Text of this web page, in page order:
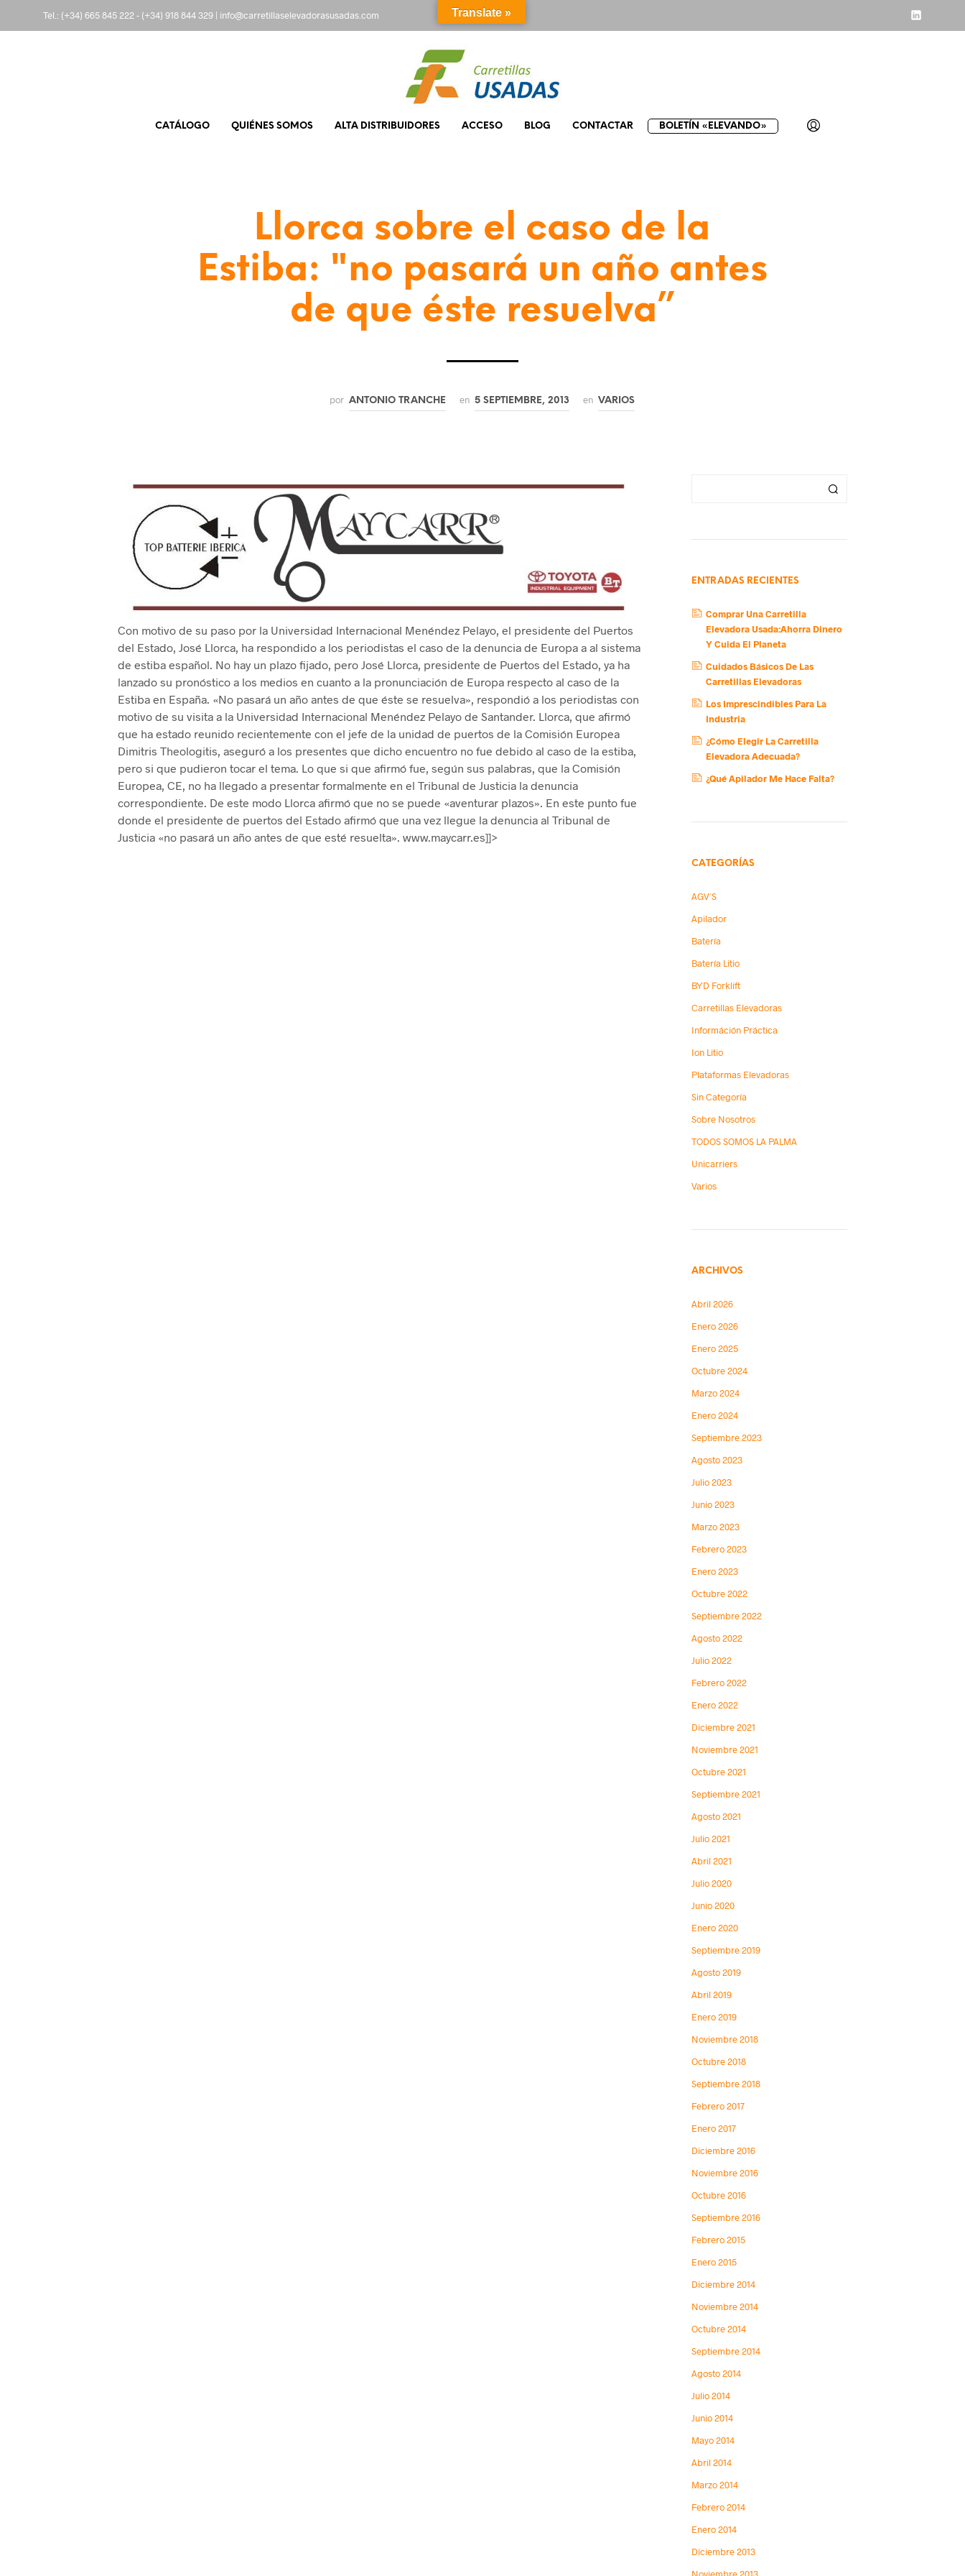
Tel.: (+34) 665 845 222- (+34) 918 844 329 | info@carretillaselevadorasusadas.com
CATÁLOGO QUIÉNES SOMOS ALTA DISTRIBUIDORES ACCESO BLOG CONTACTAR BOLETÍN «ELEVANDO»
Llorca sobre el caso de la
Estiba: "no pasará un año antes
de que éste resuelva”
por ANTONIO TRANCHE en 5 SEPTIEMBRE, 2013 en VARIOS
Con motivo de su paso por la Universidad Internacional Menéndez Pelayo, el presidente del Puertos
del Estado, José Llorca, ha respondido a los periodistas el caso de la denuncia de Europa a al sistema
de estiba español. No hay un plazo fijado, pero José Llorca, presidente de Puertos del Estado, ya ha
lanzado su pronóstico a los medios en cuanto a la pronunciación de Europa respecto al caso de la
Estiba en España. «No pasará un año antes de que éste se resuelva», respondió a los periodistas con
motivo de su visita a la Universidad Internacional Menéndez Pelayo de Santander. Llorca, que afirmó
que ha estado reunido recientemente con el jefe de la unidad de puertos de la Comisión Europea
Dimitris Theologitis, aseguró a los presentes que dicho encuentro no fue debido al caso de la estiba,
pero si que pudieron tocar el tema. Lo que si que afirmó fue, según sus palabras, que la Comisión
Europea, CE, no ha llegado a presentar formalmente en el Tribunal de Justicia la denuncia
correspondiente. De este modo Llorca afirmó que no se puede «aventurar plazos». En este punto fue
donde el presidente de puertos del Estado afirmó que una vez llegue la denuncia al Tribunal de
Justicia «no pasará un año antes de que esté resuelta». www.maycarr.es]]>
ENTRADAS RECIENTES
Comprar Una Carretilla
Elevadora Usada:Ahorra Dinero
Y Cuida El Planeta
Cuidados Básicos De Las
Carretillas Elevadoras
Los Imprescindibles Para La
Industria
¿Cómo Elegir La Carretilla
Elevadora Adecuada?
¿Qué Apilador Me Hace Falta?
CATEGORÍAS
AGV´s
Apilador
Batería
Batería Litio
BYD Forklift
Carretillas Elevadoras
Információn Práctica
Ion Litio
Plataformas Elevadoras
Sin Categoría
Sobre Nosotros
TODOS SOMOS LA PALMA
Unicarriers
Varios
ARCHIVOS
Abril 2026
Enero 2026
Enero 2025
Octubre 2024
Marzo 2024
Enero 2024
Septiembre 2023
Agosto 2023
Julio 2023
Junio 2023
Marzo 2023
Febrero 2023
Enero 2023
Octubre 2022
Septiembre 2022
Agosto 2022
Julio 2022
Febrero 2022
Enero 2022
Diciembre 2021
Noviembre 2021
Octubre 2021
Septiembre 2021
Agosto 2021
Julio 2021
Abril 2021
Julio 2020
Junio 2020
Enero 2020
Septiembre 2019
Agosto 2019
Abril 2019
Enero 2019
Noviembre 2018
Octubre 2018
Septiembre 2018
Febrero 2017
Enero 2017
Diciembre 2016
Noviembre 2016
Octubre 2016
Septiembre 2016
Febrero 2015
Enero 2015
Diciembre 2014
Noviembre 2014
Octubre 2014
Septiembre 2014
Agosto 2014
Julio 2014
Junio 2014
Mayo 2014
Abril 2014
Marzo 2014
Febrero 2014
Enero 2014
Diciembre 2013
Noviembre 2013
Translate »